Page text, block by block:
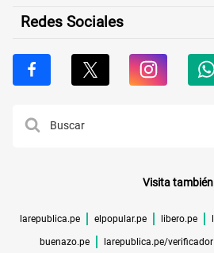
Redes Sociales
Visita también
larepublica.pe elpopular.pe libero.pe
buenazo.pe larepublica.pe/verificador